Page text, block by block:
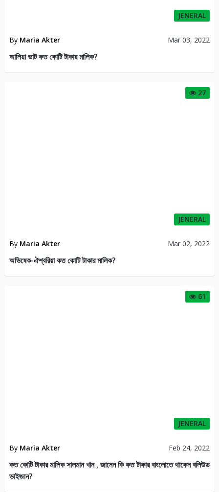
JENERAL
By Maria Akter Mar 03, 2022
আলিয়া ভাট কত কোটি টাকার মালিক?
27
JENERAL
By Maria Akter Mar 02, 2022
অভিষেক-ঐশ্বরিয়া কত কোটি টাকার মালিক?
61
JENERAL
By Maria Akter Feb 24, 2022
কত কোটি টাকার মালিক সালমান খান , জানেন কি কত টাকার বাংলোতে থাকেন বলিউড
ভাইজান?